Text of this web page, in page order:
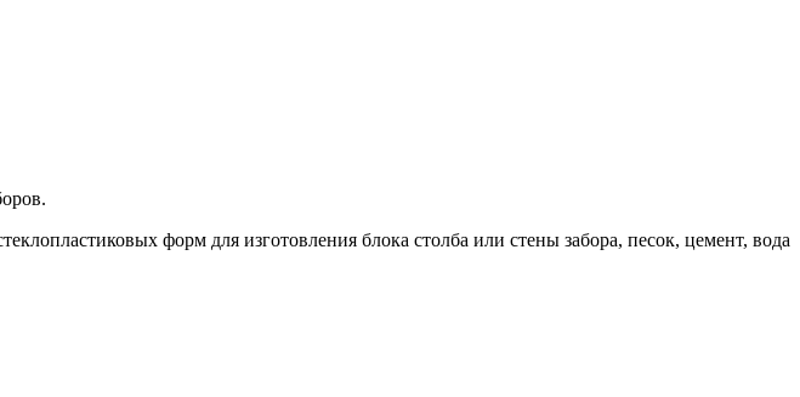
форм для изготовления блока столба или стены забора, песок, цемент, вода